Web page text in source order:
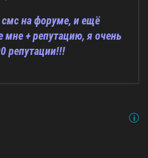
на форуме, и ещё
мне + репутацию, я очень
репутации!!!